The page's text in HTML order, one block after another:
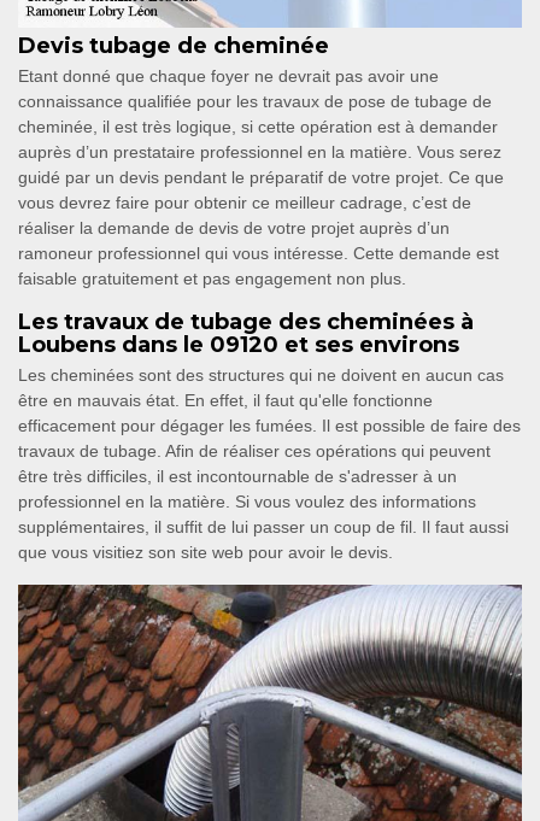
Devis tubage de cheminée
Etant donné que chaque foyer ne devrait pas avoir une
connaissance qualifiée pour les travaux de pose de tubage de
cheminée, il est très logique, si cette opération est à demander
auprès d’un prestataire professionnel en la matière. Vous serez
guidé par un devis pendant le préparatif de votre projet. Ce que
vous devrez faire pour obtenir ce meilleur cadrage, c’est de
réaliser la demande de devis de votre projet auprès d’un
ramoneur professionnel qui vous intéresse. Cette demande est
faisable gratuitement et pas engagement non plus.
Les travaux de tubage des cheminées à
Loubens dans le 09120 et ses environs
Les cheminées sont des structures qui ne doivent en aucun cas
être en mauvais état. En effet, il faut qu'elle fonctionne
efficacement pour dégager les fumées. Il est possible de faire des
travaux de tubage. Afin de réaliser ces opérations qui peuvent
être très difficiles, il est incontournable de s'adresser à un
professionnel en la matière. Si vous voulez des informations
supplémentaires, il suffit de lui passer un coup de fil. Il faut aussi
que vous visitiez son site web pour avoir le devis.